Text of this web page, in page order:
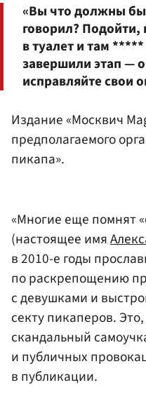
«Вы что должны
говорил? Подойти,
в туалет и там
завершили этап —
исправляйте свои
Издание «Москвич
предполагаемого
пикапа».
«Многие еще помнят
(настоящее имя
в 2010-е годы
по раскрепощению
с девушками и
секту пикаперов.
скандальный
и публичных
в публикации.